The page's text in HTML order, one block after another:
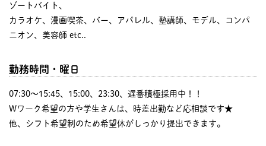
ゾートバイト、
カラオケ、漫画喫茶、バー、アパレル、塾講師、モデル、コンパ
ニオン、美容師 etc..
勤務時間・曜日
07:30〜15:45、15:00、23:30、遅番積極採用中！！
Wワーク希望の方や学生さんは、時差出勤など応相談です★
他、シフト希望制のため希望休がしっかり提出できます。